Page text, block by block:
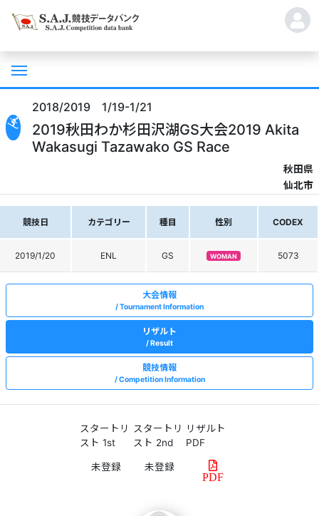
2018/2019 1/19-1/21
2019秋田わか杉田沢湖GS大会2019 Akita
Wakasugi Tazawako GS Race
秋田県
仙北市
競技日 カテゴリー 種目 性別 CODEX
2019/1/20 ENL GS WOMAN 5073
大会情報
Tournament Information
リザルト
Result
競技情報
Competition Information
スタートリ
スト 1st
スタートリ
スト 2nd
リザルト
PDF
PDF